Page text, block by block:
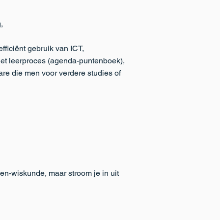
gebruik van ICT,
leerproces (agenda-puntenboek),
die men voor verdere studies of
wiskunde, maar stroom je in uit